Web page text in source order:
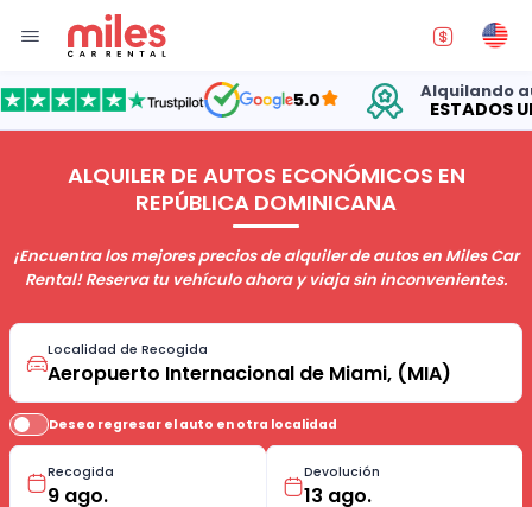
5.0 Alquilando autos
ESTADOS
ALQUILER DE AUTOS ECONÓMICOS EN
REPÚBLICA DOMINICANA
¡Encuentra los mejores precios de alquiler de autos en Miles Car
Rental! Reserva tu vehículo ahora y viaja sin inconvenientes.
Localidad de Recogida
Deseo regresar el auto en otra localidad
Recogida Devolución